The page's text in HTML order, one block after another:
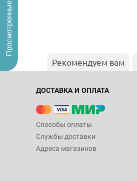
Рекомендуем вам
ДОСТАВКА И ОПЛАТА
Способы оплаты
Службы доставки
Адреса магазинов
Просмотренные